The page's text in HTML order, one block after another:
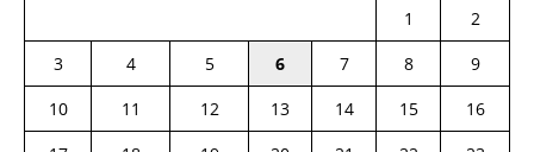
1
2
3
4 5 6 7 8
9
10
11 12 13 14 15
16